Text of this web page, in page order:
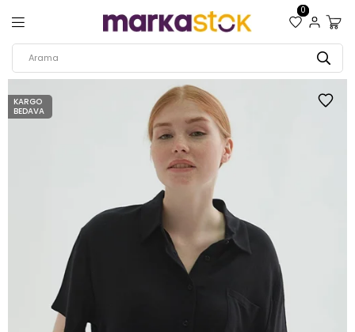
0
KARGO
BEDAVA